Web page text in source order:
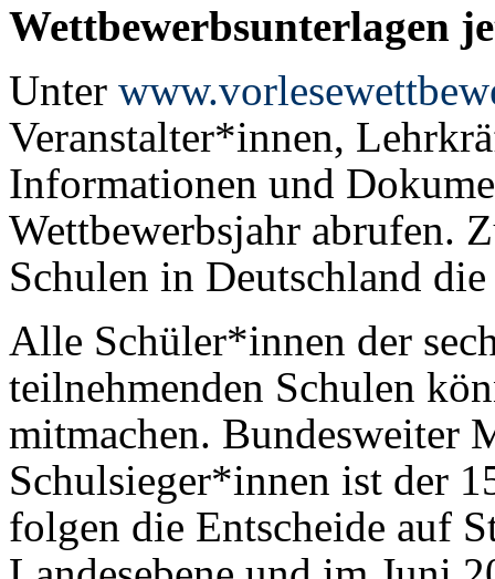
Wettbewerbsunterlagen
Unter
Veranstalter*innen,
Informationen und
Wettbewerbsjahr abrufen.
Schulen in Deutschland
Alle Schüler*innen der
teilnehmenden Schulen
mitmachen. Bundesweiter
Schulsieger*innen ist der
folgen die Entscheide auf